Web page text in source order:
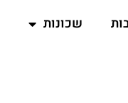
שכונות